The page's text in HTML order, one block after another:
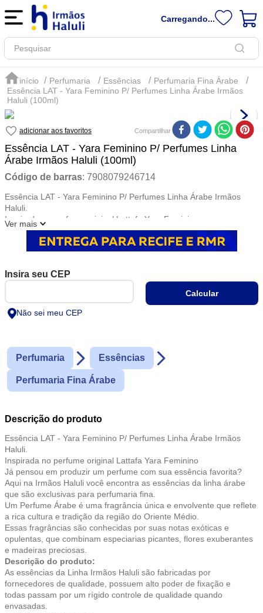
Carregando...
Pesquisar
Perfumaria Essências
Perfumaria Fina Árabe
Essência LAT - Yara Feminino P/ Perfumes Linha Árabe Irmãos
Haluli (100ml)
Compartilhar
Essência LAT - Yara Feminino P/ Perfumes Linha
Árabe Irmãos Haluli (100ml)
Código de barras: 7908079246714
Essência LAT - Yara Feminino P/ Perfumes Linha Árabe Irmãos
Haluli.
Inspirada no perfume original Lattafa Yara Feminino
Já pensou em produzir um perfume com sua essência favorita?
Aqui na Irmãos Haluli você encontra as essências da linha árabe
que são exclusivas para perfumaria fina.
a rica cultura e tradição da região do Oriente Médio.
Essas fragrâncias são conhecidas por suas notas exóticas e
opulentas, que combinam especiarias picantes, flores exuberantes
e madeiras preciosas.
Ver mais
Não sei meu CEP
Perfumaria Essências
Perfumaria Fina Árabe
Descrição do produto
Essência LAT - Yara Feminino P/ Perfumes Linha Árabe Irmãos
Haluli.
Inspirada no perfume original Lattafa Yara Feminino
Já pensou em produzir um perfume com sua essência favorita?
Aqui na Irmãos Haluli você encontra as essências da linha árabe
que são exclusivas para perfumaria fina.
Um Perfume Árabe é uma fragrância única e envolvente que reflete
a rica cultura e tradição da região do Oriente Médio.
Essas fragrâncias são conhecidas por suas notas exóticas e
opulentas, que combinam especiarias picantes, flores exuberantes
e madeiras preciosas.
Descrição do produto:
As essências da Linha Irmãos Haluli são fabricadas por
fornecedores de qualidade, possuem alto poder de fixação e
todas passam por um rígido controle de qualidade quando
envasadas.